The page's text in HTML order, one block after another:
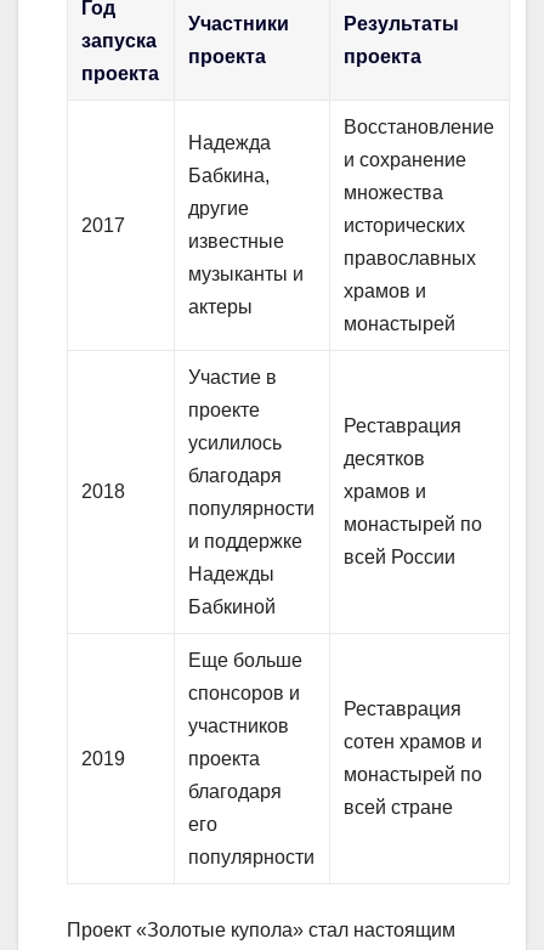
Год
запуска
проекта
Участники
проекта
Результаты
проекта
2017
Надежда
Бабкина,
другие
известные
музыканты и
актеры
Восстановление
и сохранение
множества
исторических
православных
храмов и
монастырей
2018
Участие в
проекте
усилилось
благодаря
популярности
и поддержке
Надежды
Бабкиной
Реставрация
десятков
храмов и
монастырей по
всей России
2019
Еще больше
спонсоров и
участников
проекта
благодаря
его
популярности
Реставрация
сотен храмов и
монастырей по
всей стране
Проект «Золотые купола» стал настоящим